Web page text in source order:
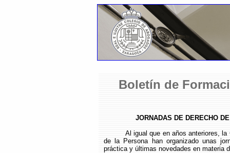
Boletín de
JORNADAS DE DERECHO
Al igual que en años anteriores,
de la Persona han organizado unas
práctica y últimas novedades en materia